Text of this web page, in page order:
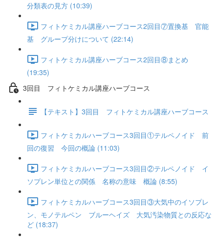
分類表の見方 (10:39)
フィトケミカル講座ハーブコース2回目⑦置換基 官能
基 グループ分けについて (22:14)
フィトケミカル講座ハーブコース2回目⑧まとめ
(19:35)
3回目 フィトケミカル講座ハーブコース
【テキスト】3回目 フィトケミカル講座ハーブコース
フィトケミカルハーブコース3回目①テルペノイド 前
回の復習 今回の概論 (11:03)
フィトケミカルハーブコース3回目②テルペノイド イ
ソプレン単位との関係 名称の意味 概論 (8:55)
フィトケミカルハーブコース3回目③大気中のイソプレ
ン、モノテルペン ブルーヘイズ 大気汚染物質との反応な
ど (18:37)